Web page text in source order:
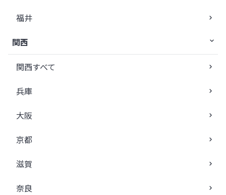
福井
関西
関西すべて
兵庫
大阪
京都
滋賀
奈良